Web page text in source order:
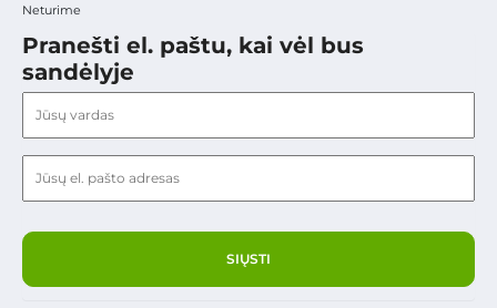
Neturime
Pranešti el. paštu, kai vėl bus
sandėlyje